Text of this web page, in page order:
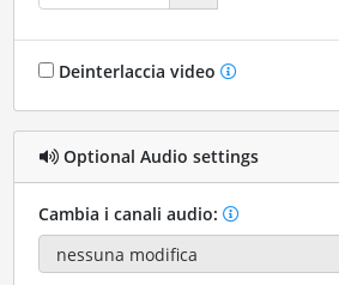
Deinterlaccia video
Optional Audio settings
Cambia i canali audio: